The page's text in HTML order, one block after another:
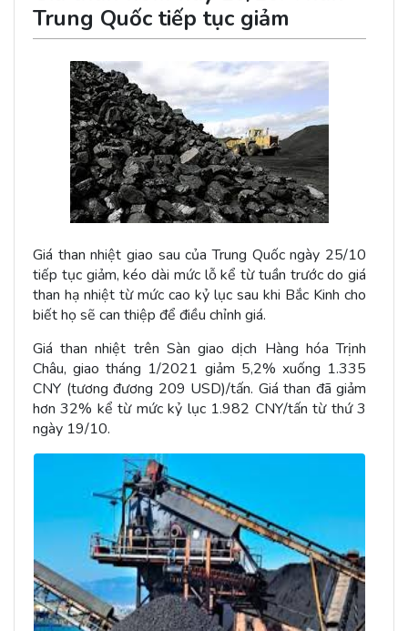
Trung Quốc tiếp tục giảm
Giá than nhiệt giao sau của Trung Quốc ngày 25/10
tiếp tục giảm, kéo dài mức lỗ kể từ tuần trước do giá
than hạ nhiệt từ mức cao kỷ lục sau khi Bắc Kinh cho
biết họ sẽ can thiệp để điều chỉnh giá.
Giá than nhiệt trên Sàn giao dịch Hàng hóa Trịnh
Châu, giao tháng 1/2021 giảm 5,2% xuống 1.335
CNY (tương đương 209 USD)/tấn. Giá than đã giảm
hơn 32% kể từ mức kỷ lục 1.982 CNY/tấn từ thứ 3
ngày 19/10.